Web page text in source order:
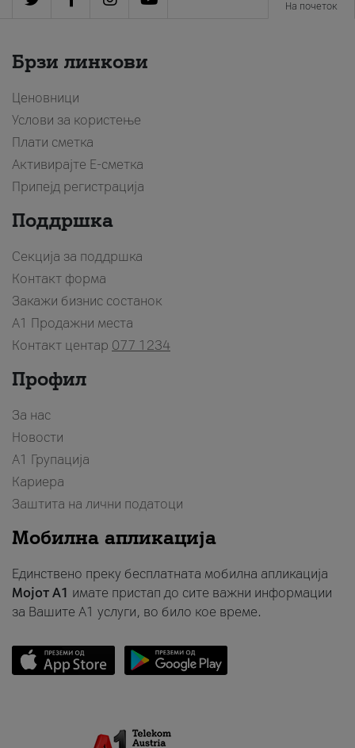
На почеток
Брзи линкови
Ценовници
Услови за користење
Плати сметка
Активирајте Е-сметка
Припејд регистрација
Поддршка
Секција за поддршка
Контакт форма
Закажи бизнис состанок
A1 Продажни места
Контакт центар 077 1234
Профил
За нас
Новости
А1 Групација
Кариера
Заштита на лични податоци
Мобилна апликација
Единствено преку бесплатната мобилна апликација
Мојот A1 имате пристап до сите важни информации
за Вашите A1 услуги, во било кое време.